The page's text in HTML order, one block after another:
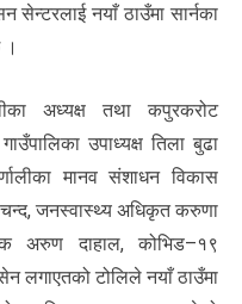
सेन्टरलाई नयाँ ठाउँमा सार्नका
।
अध्यक्ष तथा कपुरकरोट
उपाध्यक्ष तिला बुढा
मानव संशाधन विकास
जनस्वास्थ्य अधिकृत करुणा
अरुण दाहाल, कोभिड–१९
लगाएतको टोलिले नयाँ ठाउँमा